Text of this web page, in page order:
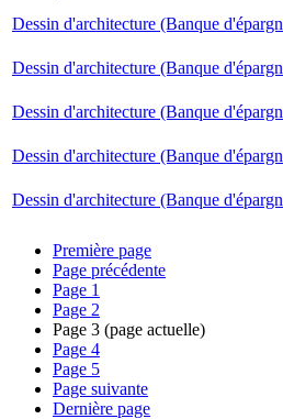
Dessin d'architecture (Banque
Dessin d'architecture (Banque
Dessin d'architecture (Banque
Dessin d'architecture (Banque
Dessin d'architecture (Banque
Première page
Page précédente
Page 1
Page 2
Page 3 (page actuelle)
Page 4
Page 5
Page suivante
Dernière page